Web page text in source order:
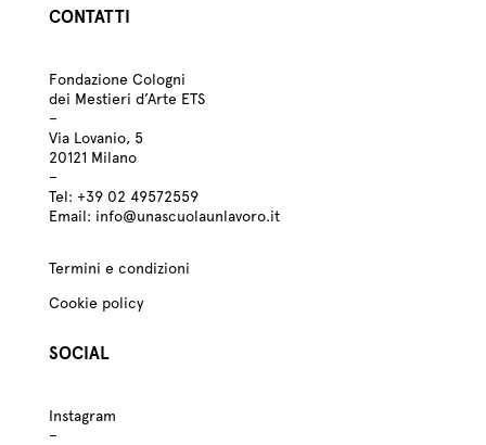
CONTATTI
Fondazione Cologni
dei Mestieri d’Arte ETS
–
Via Lovanio, 5
20121 Milano
–
Tel: +3902 49572559
Email: info@unascuolaunlavoro.it
Termini e condizioni
Cookie policy
SOCIAL
Instagram
–